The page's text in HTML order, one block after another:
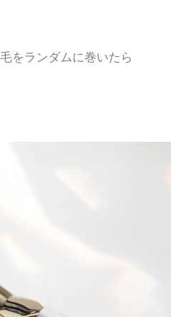
をランダムに巻いたら